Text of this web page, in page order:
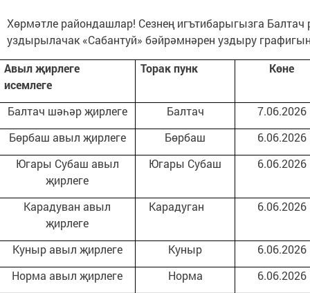
Хөрмәтле райондашлар! Сезнең игътибарыгызга
уздырылачак «Сабантуй» бәйрәмнәрен уздыру
Авылҗирлеге
исемлеге
Торак пунк Көне
Балтач шәһәр җирлеге Балтач
7.06.2026
Бөрбаш авыл җирлеге
Бөрбаш
6.06.2026
Югары Субаш авыл
җирлеге
Югары Субаш 6.06.2026
Карадуван авыл
җирлеге
Карадуган 6.06.2026
Куныр авыл җирлеге Куныр
6.06.2026
Норма авыл җирлеге
Норма
6.06.2026